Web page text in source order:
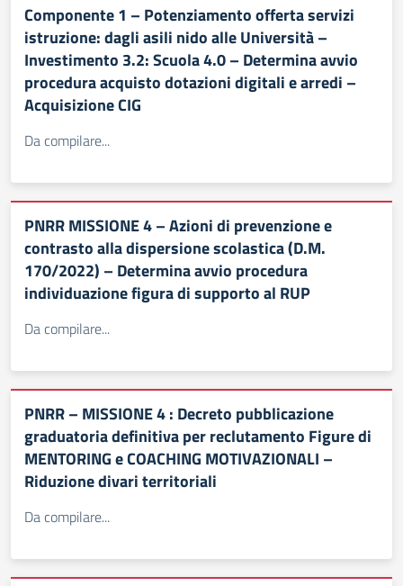
Componente 1 – Potenziamento offerta servizi
istruzione: dagli asili nido alle Università –
Investimento 3.2: Scuola 4.0 – Determina avvio
procedura acquisto dotazioni digitali e arredi –
Acquisizione CIG
Da compilare...
PNRR MISSIONE 4 – Azioni di prevenzione e
contrasto alla dispersione scolastica (D.M.
170/2022) – Determina avvio procedura
individuazione figura di supporto al RUP
Da compilare...
PNRR – MISSIONE 4 : Decreto pubblicazione
graduatoria definitiva per reclutamento Figure di
MENTORING e COACHING MOTIVAZIONALI –
Riduzione divari territoriali
Da compilare...